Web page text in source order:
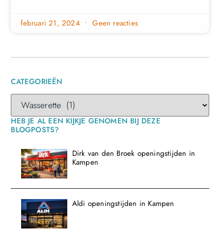
februari 21, 2024 Geen reacties
CATEGORIEËN
HEB JE AL EEN KIJKJE GENOMEN BIJ DEZE
BLOGPOSTS?
Dirk van den Broek openingstijden in
Kampen
Aldi openingstijden in Kampen